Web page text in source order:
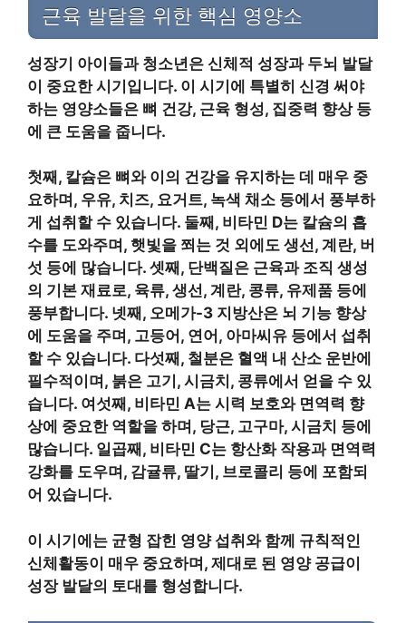
근육 발달을 위한 핵심 영양소
성장기 아이들과 청소년은 신체적 성장과 두뇌 발달
이 중요한 시기입니다. 이 시기에 특별히 신경 써야
하는 영양소들은 뼈 건강, 근육 형성, 집중력 향상 등
에 큰 도움을 줍니다.
첫째, 칼슘은 뼈와 이의 건강을 유지하는 데 매우 중
요하며, 우유, 치즈, 요거트, 녹색 채소 등에서 풍부하
게 섭취할 수 있습니다. 둘째, 비타민 D는 칼슘의 흡
수를 도와주며, 햇빛을 쬐는 것 외에도 생선, 계란, 버
섯 등에 많습니다. 셋째, 단백질은 근육과 조직 생성
의 기본 재료로, 육류, 생선, 계란, 콩류, 유제품 등에
풍부합니다. 넷째, 오메가-3 지방산은 뇌 기능 향상
에 도움을 주며, 고등어, 연어, 아마씨유 등에서 섭취
할 수 있습니다. 다섯째, 철분은 혈액 내 산소 운반에
필수적이며, 붉은 고기, 시금치, 콩류에서 얻을 수 있
습니다. 여섯째, 비타민 A는 시력 보호와 면역력 향
상에 중요한 역할을 하며, 당근, 고구마, 시금치 등에
많습니다. 일곱째, 비타민 C는 항산화 작용과 면역력
강화를 도우며, 감귤류, 딸기, 브로콜리 등에 포함되
어 있습니다.
이 시기에는 균형 잡힌 영양 섭취와 함께 규칙적인
신체활동이 매우 중요하며, 제대로 된 영양 공급이
성장 발달의 토대를 형성합니다.